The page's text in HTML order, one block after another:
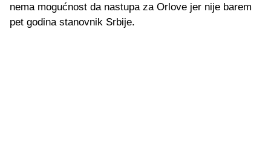
nema mogućnost da nastupa za Orlove jer nije barem
pet godina stanovnik Srbije.